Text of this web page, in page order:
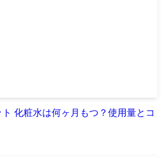
化粧水は何ヶ月もつ？使用量とコ